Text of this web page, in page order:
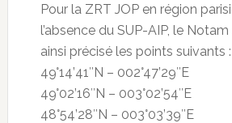
Pour la ZRT JOP en région
l’absence du SUP-AIP, le
ainsi précisé les points suivants :
49°14’41″N – 002°47’29″E
49°02’16″N – 003°02’54″E
48°54’28″N – 003°03’39″E